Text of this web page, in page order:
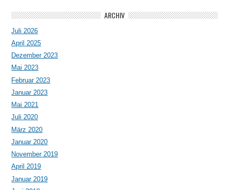
ARCHIV
Juli 2026
April 2025
Dezember 2023
Mai 2023
Februar 2023
Januar 2023
Mai 2021
Juli 2020
März 2020
Januar 2020
November 2019
April 2019
Januar 2019